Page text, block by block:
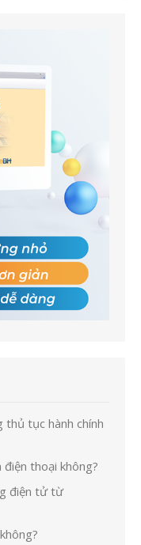
thủ tục hành chính
thoại không?
điện tử từ